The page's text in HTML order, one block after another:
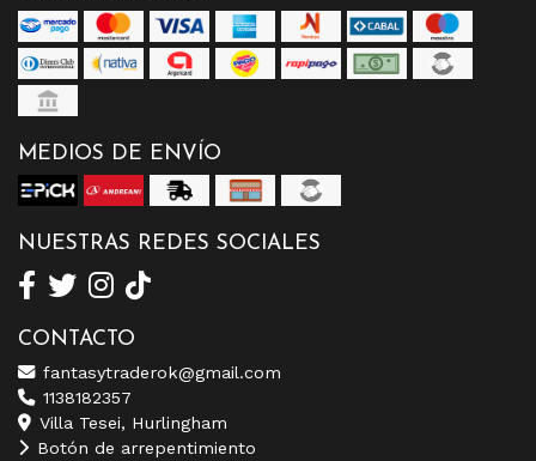
MEDIOS DE ENVÍO
NUESTRAS REDES SOCIALES
CONTACTO
fantasytraderok@gmail.com
1138182357
Villa Tesei, Hurlingham
Botón de arrepentimiento